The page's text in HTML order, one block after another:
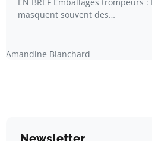
masquent souvent des…
Amandine Blanchard